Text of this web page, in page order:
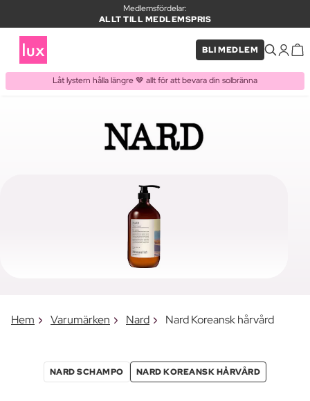
Medlemsfördelar:
ALLT TILL MEDLEMSPRIS
BLI MEDLEM
Låt lystern hålla längre 🤎 allt för att bevara din solbränna
Hem Varumärken Nard Nard Koreansk hårvård
NARD SCHAMPO NARD KOREANSK HÅRVÅRD